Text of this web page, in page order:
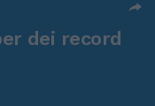
dei record